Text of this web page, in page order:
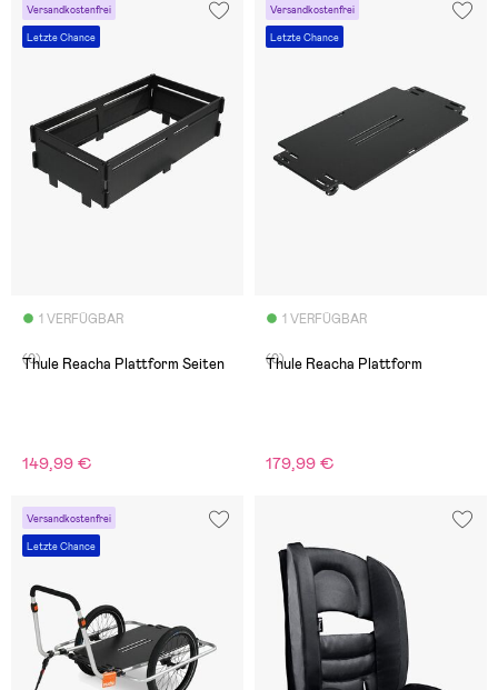
Versandkostenfrei
Letzte Chance
1 VERFÜGBAR
(0)
Thule Reacha Plattform Seiten
149,99 €
Versandkostenfrei
Letzte Chance
1 VERFÜGBAR
(0)
Thule Reacha Plattform
179,99 €
Versandkostenfrei
Letzte Chance